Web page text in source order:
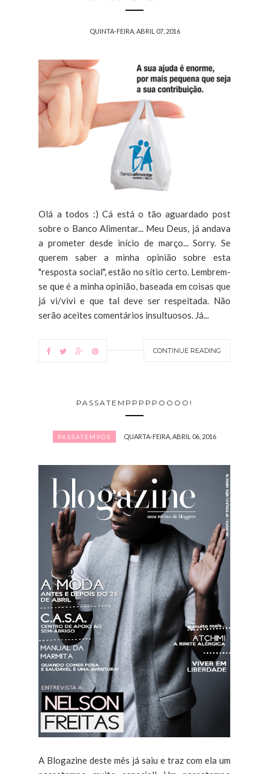
QUINTA-FEIRA, ABRIL 07, 2016
Olá a todos :) Cá está o tão aguardado post
sobre o Banco Alimentar... Meu Deus, já andava
a prometer desde início de março... Sorry. Se
querem saber a minha opinião sobre esta
"resposta social", estão no sítio certo. Lembrem-
se que é a minha opinião, baseada em coisas que
já vi/vivi e que tal deve ser respeitada. Não
serão aceites comentários insultuosos. Já...
CONTINUE READING
PASSATEMPPPPPOOOO!
PASSATEMPOS QUARTA-FEIRA, ABRIL 06, 2016
A Blogazine deste mês já saiu e traz com ela um